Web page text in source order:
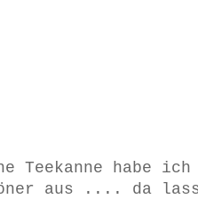
Teekanne habe
aus .... da